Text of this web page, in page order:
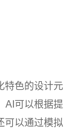
特色的设计元
AI可以根据提
可以通过模拟